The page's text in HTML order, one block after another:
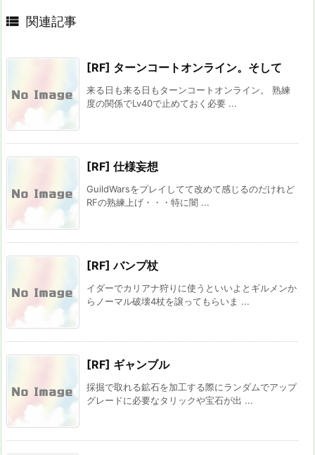
 関連記事
[RF] ターンコートオンライン。そして
来る日も来る日もターンコートオンライン。 熟練
度の関係でLv40で止めておく必要 ...
[RF] 仕様妄想
GuildWarsをプレイしてて改めて感じるのだけれど
RFの熟練上げ・・・特に闇 ...
[RF] バンプ杖
イダーでカリアナ狩りに使うといいよとギルメンか
らノーマル破壊4杖を譲ってもらいま ...
[RF] ギャンブル
採掘で取れる鉱石を加工する際にランダムでアップ
グレードに必要なタリックや宝石が出 ...